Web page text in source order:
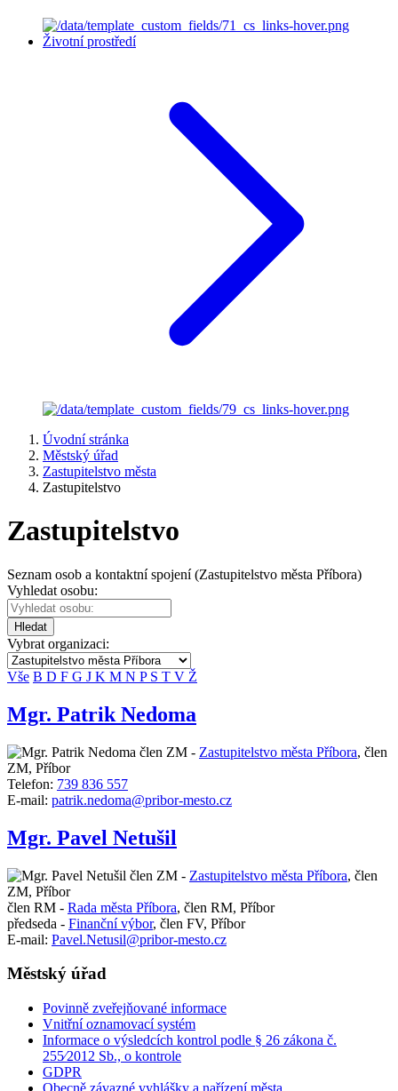
Životní prostředí
Úvodní stránka
Městský úřad
Zastupitelstvo města
Zastupitelstvo
Zastupitelstvo
Seznam osob a kontaktní spojení (Zastupitelstvo města Příbora)
Vyhledat osobu:
Hledat
Vybrat organizaci:
Vše B D F G J K M N P S T V Ž
Mgr. Patrik Nedoma
člen ZM - Zastupitelstvo města Příbora, člen
ZM, Příbor
Telefon: 739 836 557
E-mail: patrik.nedoma@pribor-mesto.cz
Mgr. Pavel Netušil
člen ZM - Zastupitelstvo města Příbora, člen
ZM, Příbor
člen RM - Rada města Příbora, člen RM, Příbor
předseda - Finanční výbor, člen FV, Příbor
E-mail: Pavel.Netusil@pribor-mesto.cz
Městský úřad
Povinně zveřejňované informace
Vnitřní oznamovací systém
Informace o výsledcích kontrol podle § 26 zákona č.
255⁄2012 Sb., o kontrole
GDPR
Obecně závazné vyhlášky a nařízení města